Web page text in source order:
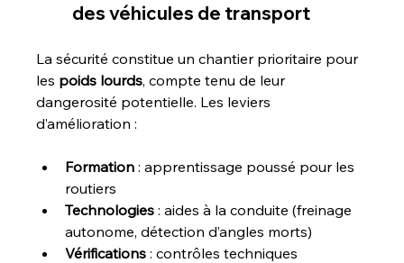
des véhicules de transport
La sécurité constitue un chantier prioritaire pour
les poids lourds, compte tenu de leur
dangerosité potentielle. Les leviers
d’amélioration :
Formation : apprentissage poussé pour les
routiers
Technologies : aides à la conduite (freinage
autonome, détection d’angles morts)
Vérifications : contrôles techniques